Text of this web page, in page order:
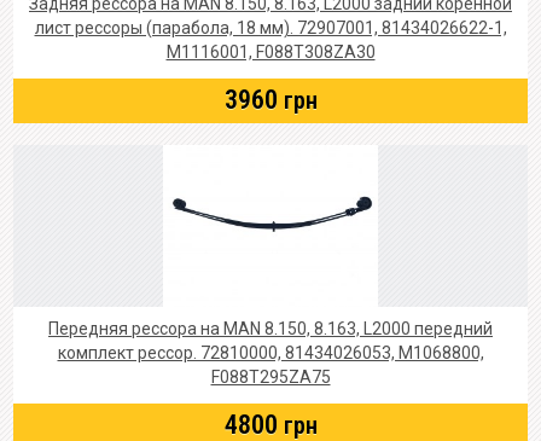
лист рессоры (парабола, 18 мм). 72907001, 81434026622-1,
M1116001, F088T308ZA30
3960 грн
Передняя рессора на MAN 8.150, 8.163, L2000 передний
комплект рессор. 72810000, 81434026053, M1068800,
F088T295ZA75
4800 грн